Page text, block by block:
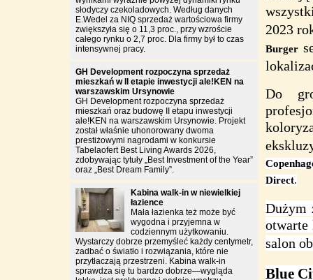
2023
Burger
Do
Direct.
Dużym
otwarte
salon
Blue
słodyczy czekoladowych. Według danych
E.Wedel za NIQ sprzedaż wartościowa firmy
zwiększyła się o 11,3 proc., przy wzroście
całego rynku o 2,7 proc. Dla firmy był to czas
intensywnej pracy.
GH Development rozpoczyna sprzedaż
mieszkań w II etapie inwestycji ale!KEN na
warszawskim Ursynowie
GH Development rozpoczyna sprzedaż
mieszkań oraz budowę II etapu inwestycji
ale!KEN na warszawskim Ursynowie. Projekt
został właśnie uhonorowany dwoma
prestiżowymi nagrodami w konkursie
Tabelaofert Best Living Awards 2026,
zdobywając tytuły „Best Investment of the Year”
oraz „Best Dream Family”.
Kabina walk-in w niewielkiej
łazience
Mała łazienka też może być
wygodna i przyjemna w
codziennym użytkowaniu.
Wystarczy dobrze przemyśleć każdy centymetr,
zadbać o światło i rozwiązania, które nie
przytłaczają przestrzeni. Kabina walk-in
sprawdza się tu bardzo dobrze—wygląda